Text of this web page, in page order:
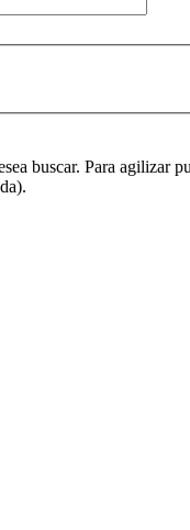
buscar. Para agilizar